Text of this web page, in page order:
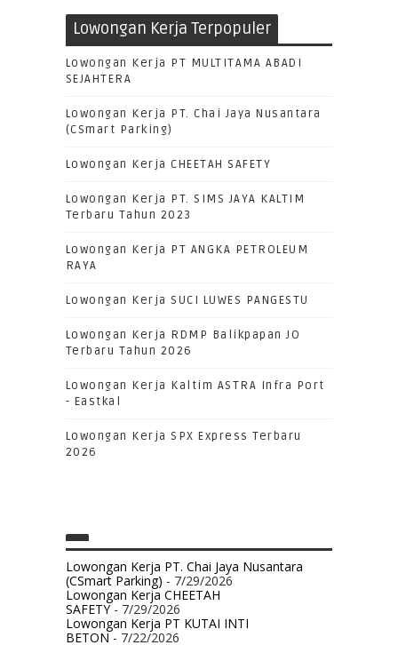
Lowongan Kerja Terpopuler
Lowongan Kerja PT MULTITAMA ABADI
SEJAHTERA
Lowongan Kerja PT. Chai Jaya Nusantara
(CSmart Parking)
Lowongan Kerja CHEETAH SAFETY
Lowongan Kerja PT. SIMS JAYA KALTIM
Terbaru Tahun 2023
Lowongan Kerja PT ANGKA PETROLEUM
RAYA
Lowongan Kerja SUCI LUWES PANGESTU
Lowongan Kerja RDMP Balikpapan JO
Terbaru Tahun 2026
Lowongan Kerja Kaltim ASTRA Infra Port
- Eastkal
Lowongan Kerja SPX Express Terbaru
2026
Lowongan Kerja PT. Chai Jaya Nusantara
(CSmart Parking) - 7/29/2026
Lowongan Kerja CHEETAH
SAFETY- 7/29/2026
Lowongan Kerja PT KUTAI INTI
BETON- 7/22/2026